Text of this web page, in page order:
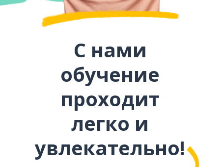
С нами
обучение
проходит
легко и
увлекательно!